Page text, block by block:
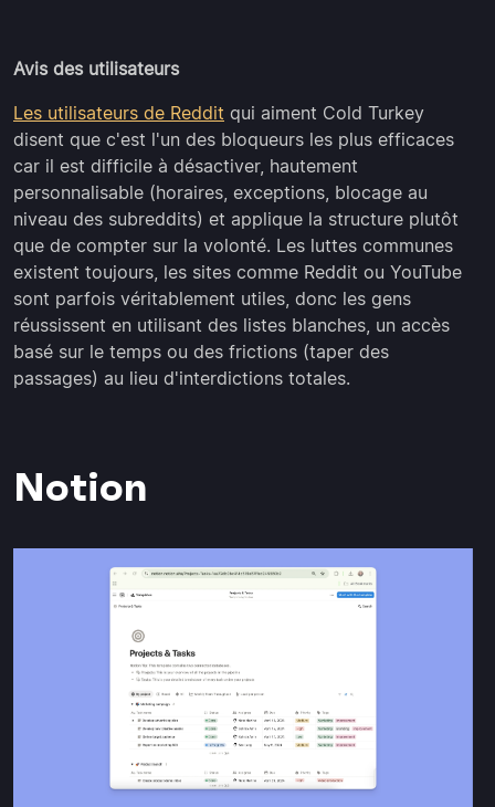
Avis des utilisateurs
Les utilisateurs de Reddit qui aiment Cold Turkey
disent que c'est l'un des bloqueurs les plus efficaces
car il est difficile à désactiver, hautement
personnalisable (horaires, exceptions, blocage au
niveau des subreddits) et applique la structure plutôt
que de compter sur la volonté. Les luttes communes
existent toujours, les sites comme Reddit ou YouTube
sont parfois véritablement utiles, donc les gens
réussissent en utilisant des listes blanches, un accès
basé sur le temps ou des frictions (taper des
passages) au lieu d'interdictions totales.
Notion